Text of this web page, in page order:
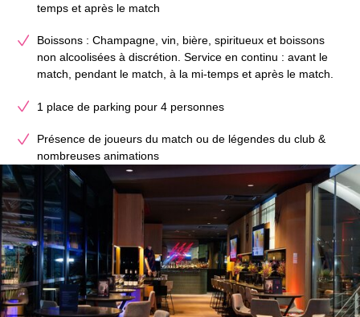
temps et après le match
Boissons : Champagne, vin, bière, spiritueux et boissons
non alcoolisées à discrétion. Service en continu : avant le
match, pendant le match, à la mi-temps et après le match.
1 place de parking pour 4 personnes
Présence de joueurs du match ou de légendes du club &
nombreuses animations